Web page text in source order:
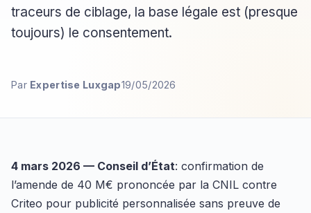
traceurs de ciblage, la base légale est (presque
toujours) le consentement.
Par Expertise Luxgap19/05/2026
4 mars 2026 — Conseil d’État: confirmation de
l’amende de 40 M€ prononcée par la CNIL contre
Criteo pour publicité personnalisée sans preuve de